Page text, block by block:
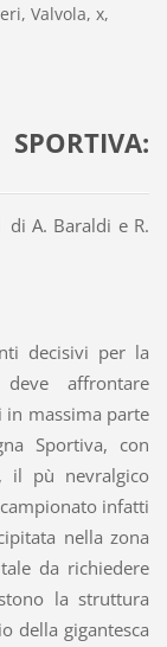
Valvola, x,
A. Baraldi e R.
decisivi per la
affrontare
massima parte
Sportiva, con
il pù nevralgico
infatti
nella zona
da richiedere
la struttura
della gigantesca